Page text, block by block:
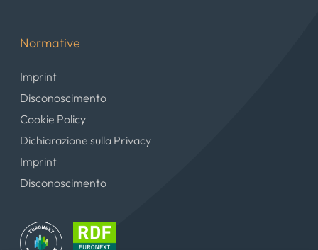
Normative
Imprint
Disconoscimento
Cookie Policy
Dichiarazione sulla Privacy
Imprint
Disconoscimento